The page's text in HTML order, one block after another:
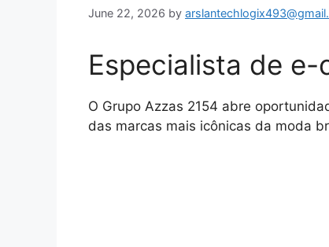
June 22, 2026 by
Especialista de
O Grupo Azzas 2154 abre
das marcas mais icônicas da moda